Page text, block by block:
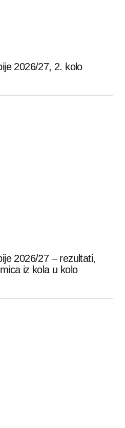
2026/27, 2. kolo
2026/27 – rezultati,
iz kola u kolo